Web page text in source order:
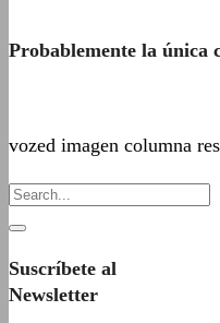
Probablemente la única
vozed imagen columna
Suscríbete al
Newsletter